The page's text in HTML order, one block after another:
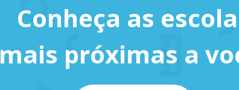
Conheça as
mais próximas a